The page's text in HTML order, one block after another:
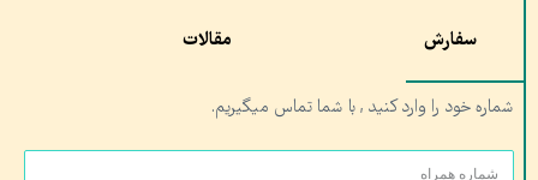
سفارش مقالات
شماره خود را وارد کنید , با شما تماس میگیریم.